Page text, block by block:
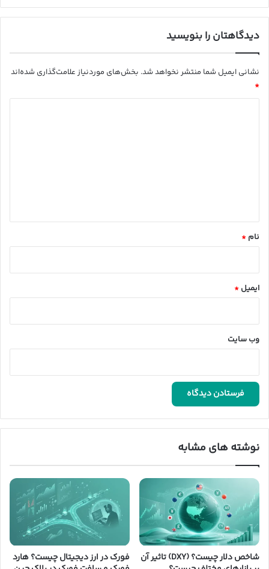
دیدگاهتان را بنویسید
نشانی ایمیل شما منتشر نخواهد شد. بخش‌های موردنیاز علامت‌گذاری شده‌اند
*
نام *
ایمیل *
وب‌ سایت
نوشته های مشابه
شاخص دلار چیست؟ (DXY) تاثیر آن
فورک در ارز دیجیتال چیست؟ هارد